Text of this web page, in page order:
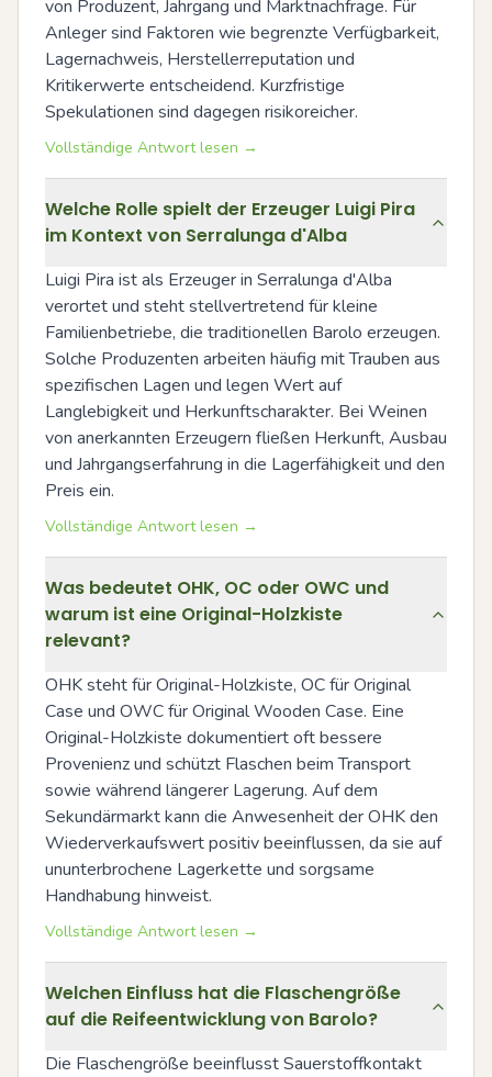
von Produzent, Jahrgang und Marktnachfrage. Für
Anleger sind Faktoren wie begrenzte Verfügbarkeit,
Lagernachweis, Herstellerreputation und
Kritikerwerte entscheidend. Kurzfristige
Spekulationen sind dagegen risikoreicher.
Vollständige Antwort lesen →
Welche Rolle spielt der Erzeuger Luigi Pira
im Kontext von Serralunga d'Alba
Luigi Pira ist als Erzeuger in Serralunga d'Alba
verortet und steht stellvertretend für kleine
Familienbetriebe, die traditionellen Barolo erzeugen.
Solche Produzenten arbeiten häufig mit Trauben aus
spezifischen Lagen und legen Wert auf
Langlebigkeit und Herkunftscharakter. Bei Weinen
von anerkannten Erzeugern fließen Herkunft, Ausbau
und Jahrgangserfahrung in die Lagerfähigkeit und den
Preis ein.
Vollständige Antwort lesen →
Was bedeutet OHK, OC oder OWC und
warum ist eine Original-Holzkiste
relevant?
OHK steht für Original-Holzkiste, OC für Original
Case und OWC für Original Wooden Case. Eine
Original-Holzkiste dokumentiert oft bessere
Provenienz und schützt Flaschen beim Transport
sowie während längerer Lagerung. Auf dem
Sekundärmarkt kann die Anwesenheit der OHK den
Wiederverkaufswert positiv beeinflussen, da sie auf
ununterbrochene Lagerkette und sorgsame
Handhabung hinweist.
Vollständige Antwort lesen →
Welchen Einfluss hat die Flaschengröße
auf die Reifeentwicklung von Barolo?
Die Flaschengröße beeinflusst Sauerstoffkontakt